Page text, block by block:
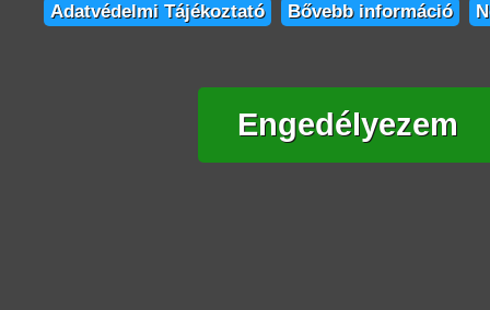
Adatvédelmi Tájékoztató Bővebb információ
Engedélyezem